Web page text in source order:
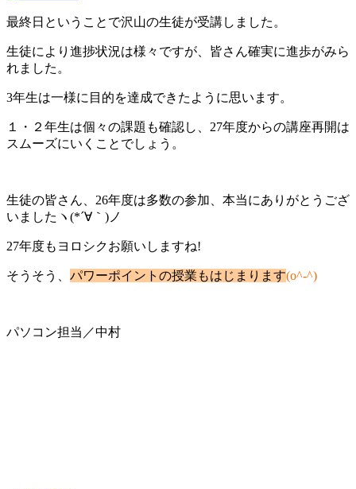
最終日ということで沢山の生徒が受講しました。
生徒により進捗状況は様々ですが、皆さん確実に進歩がみら
れました。
3年生は一様に目的を達成できたように思います。
１・２年生は個々の課題も確認し、27年度からの講座再開は
スムーズにいくことでしょう。
生徒の皆さん、26年度は多数の参加、本当にありがとうござ
いましたヽ(*´∀｀)ノ
27年度もヨロシクお願いしますね!
そうそう、 パワーポイントの授業もはじまります(o^-^)
パソコン担当／中村